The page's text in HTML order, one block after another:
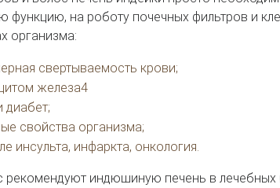
функцию, на роботу почечных фильтров и
организма:
свертываемость крови;
железа4
диабет;
свойства организма;
инсульта, инфаркта, онкология.
рекомендуют индюшиную печень в лечебных